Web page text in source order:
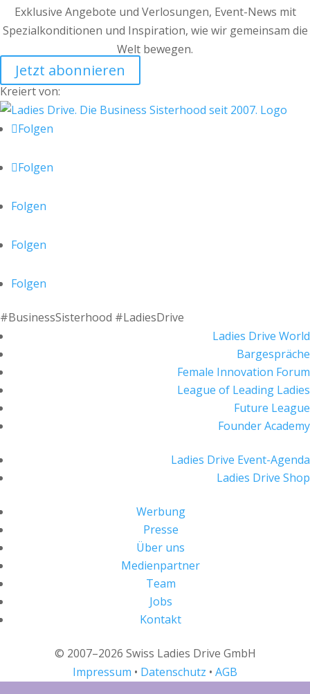
Exklusive Angebote und Verlosungen, Event-News mit
Spezialkonditionen und Inspiration, wie wir gemeinsam die
Welt bewegen.
Jetzt abonnieren
Kreiert von:
Folgen
Folgen
Folgen
Folgen
Folgen
#BusinessSisterhood #LadiesDrive
Ladies Drive World
Bargespräche
Female Innovation Forum
League of Leading Ladies
Future League
Founder Academy
Ladies Drive Event-Agenda
Ladies Drive Shop
Werbung
Presse
Über uns
Medienpartner
Team
Jobs
Kontakt
© 2007–2026 Swiss Ladies Drive GmbH
Impressum • Datenschutz • AGB